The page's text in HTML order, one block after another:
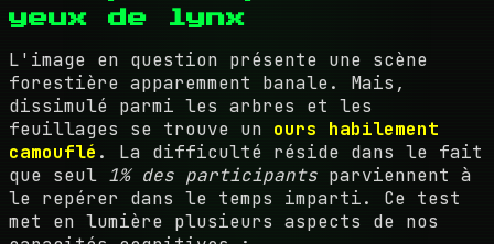
yeux de lynx
L'image en question présente une scène
forestière apparemment banale. Mais,
dissimulé parmi les arbres et les
feuillages se trouve un ours habilement
camouflé . La difficulté réside dans le fait
que seul 1% des participants parviennent à
le repérer dans le temps imparti. Ce test
met en lumière plusieurs aspects de nos